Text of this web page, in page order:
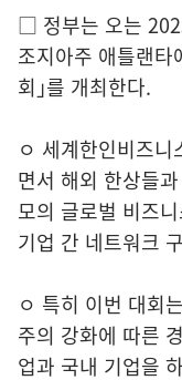
□ 정부는 오는
조지아주 애틀랜
회｣를 개최한다.
ㅇ 세계한인비즈
면서 해외 한상들
모의 글로벌 비즈
기업 간 네트워크
ㅇ 특히 이번 대회
주의 강화에 따른
업과 국내 기업을